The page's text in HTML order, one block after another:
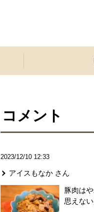
コメント
2023/12/10 12:33
アイスもなか さん
豚肉は
思えな